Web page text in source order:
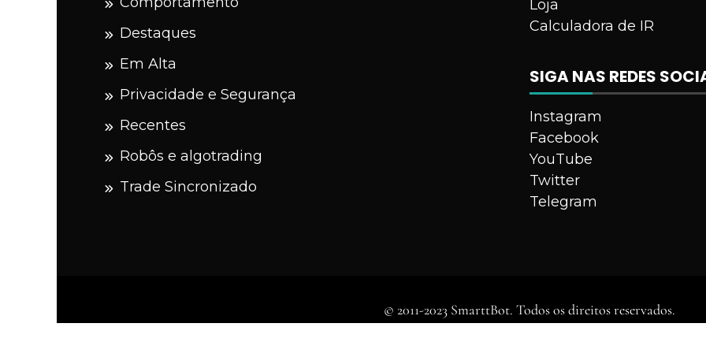
Destaques
Em Alta
Privacidade e Segurança
Recentes
Robôs e algotrading
Trade Sincronizado
Loja
Calculadora de IR
SIGA NAS REDES
Instagram
Facebook
YouTube
Twitter
Telegram
© 2011-2023 SmarttBot. Todos os direitos reservados.